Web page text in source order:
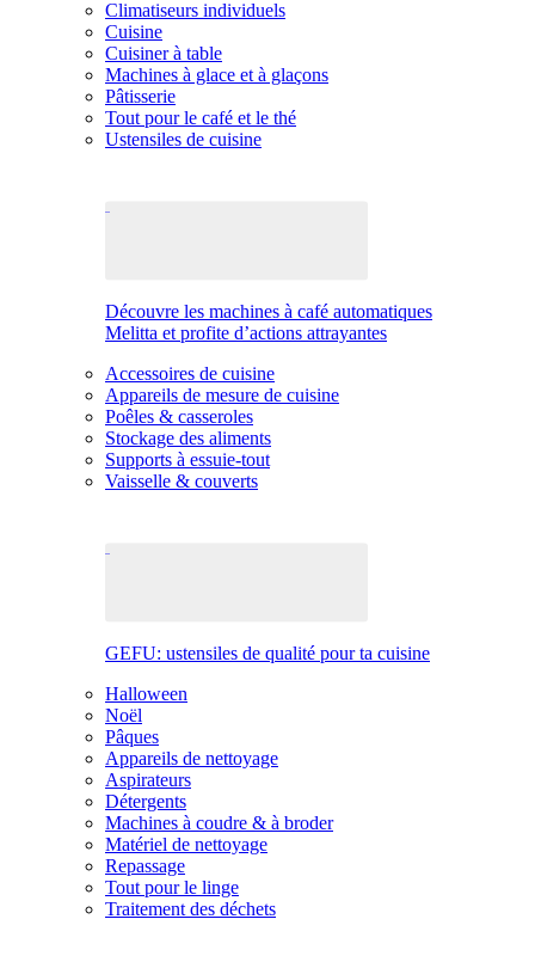
Climatiseurs individuels
Cuisine
Cuisiner à table
Machines à glace et à glaçons
Pâtisserie
Tout pour le café et le thé
Ustensiles de cuisine
Découvre les machines à café automatiques
Melitta et profite d’actions attrayantes
Accessoires de cuisine
Appareils de mesure de cuisine
Poêles & casseroles
Stockage des aliments
Supports à essuie-tout
Vaisselle & couverts
GEFU: ustensiles de qualité pour ta cuisine
Halloween
Noël
Pâques
Appareils de nettoyage
Aspirateurs
Détergents
Machines à coudre & à broder
Matériel de nettoyage
Repassage
Tout pour le linge
Traitement des déchets